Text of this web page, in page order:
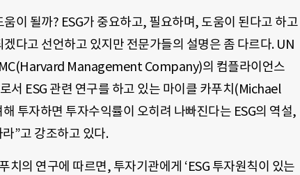
이 될까? ESG가 중요하고, 필요하며, 도움이 된다고 하고
다고 선언하고 있지만 전문가들의 설명은 좀 다르다. UN
Management Company)의 컴플라이언스
서 ESG 관련 연구를 하고 있는 마이클 카푸치(Michael
투자하면 투자수익률이 오히려 나빠진다는 ESG의 역설,
”고 강조하고 있다.
치의 연구에 따르면, 투자기관에게 ‘ESG 투자원칙이 있는